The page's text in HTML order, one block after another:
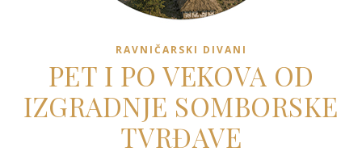
RAVNIČARSKI DIVANI
PET I PO VEKOVA OD
IZGRADNJE SOMBORSKE
TVRĐAVE